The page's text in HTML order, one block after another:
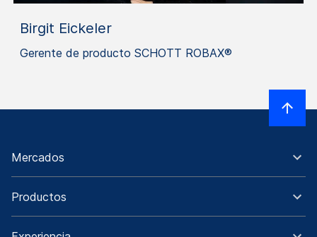
Birgit Eickeler
Gerente de producto SCHOTT ROBAX®
Mercados
Productos